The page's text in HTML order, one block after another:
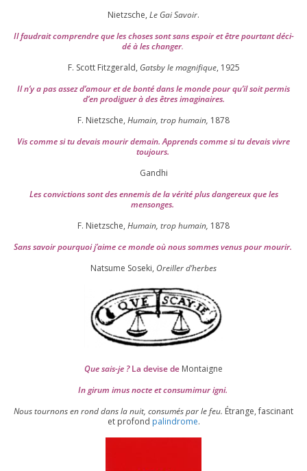
Nietzsche, Le Gai Savoir.
Il fau­drait com­prendre que les choses sont sans espoir et être pour­tant déci­
dé à les chan­ger.
F. Scott Fitzgerald, Gatsby le magni­fique, 1925
Il n’y a pas assez d’a­mour et de bon­té dans le monde pour qu’il soit per­mis
d’en pro­di­guer à des êtres imaginaires.
F. Nietzsche, Humain, trop humain, 1878
Vis comme si tu devais mou­rir demain. Apprends comme si tu devais vivre
toujours.
Gandhi
Les convic­tions sont des enne­mis de la véri­té plus dan­ge­reux que les
mensonges.
F. Nietzsche, Humain, trop humain, 1878
Sans savoir pour­quoi j’aime ce monde où nous sommes venus pour mourir.
Natsume Soseki, Oreiller d’herbes
Que sais-je ?La devise de Montaigne
In girum imus nocte et consu­mi­mur igni.
Nous tour­nons en rond dans la nuit, consu­més par le feu. Étrange, fas­ci­nant
et pro­fond palin­drome.